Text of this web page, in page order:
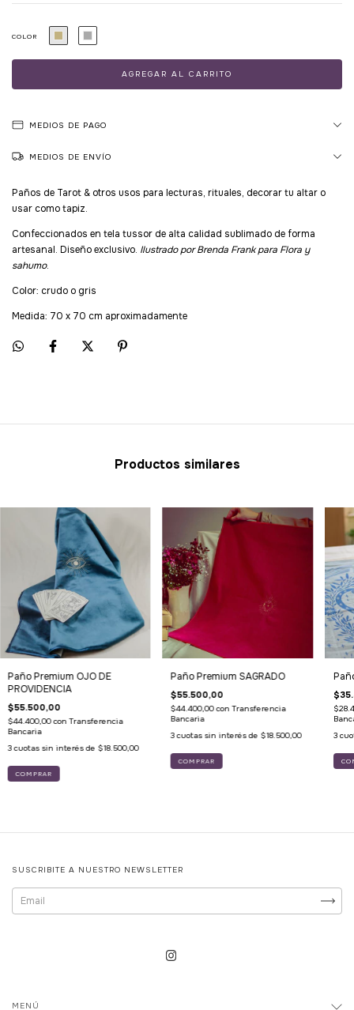
COLOR
MEDIOS DE PAGO
MEDIOS DE ENVÍO
Paños de Tarot & otros usos para lecturas, rituales, decorar tu altar o
usar como tapiz.
Confeccionados en tela tussor de alta calidad sublimado de forma
artesanal. Diseño exclusivo. Ilustrado por Brenda Frank para Flora y
sahumo.
Color: crudo o gris
Medida: 70 x 70 cm aproximadamente
Productos similares
Paño Premium OJO DE
PROVIDENCIA
$55.500,00
$44.400,00con Transferencia
Bancaria
3 cuotas sin interés de $18.500,00
Paño Premium SAGRADO
$55.500,00
$44.400,00con Transferencia
Bancaria
3 cuotas sin interés de $18.500,00
3
SUSCRIBITE A NUESTRO NEWSLETTER
MENÚ